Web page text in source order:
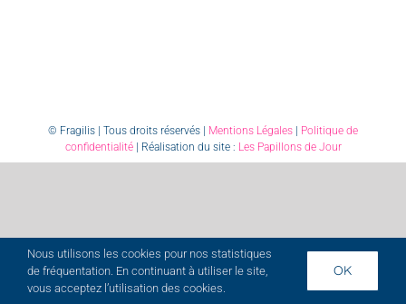
© Fragilis | Tous droits réservés | Mentions Légales
Politique de
confidentialité| Réalisation du site : Les Papillons de Jour
Nous utilisons les cookies pour nos statistiques
de fréquentation. En continuant à utiliser le site,
vous acceptez l’utilisation des cookies.
OK